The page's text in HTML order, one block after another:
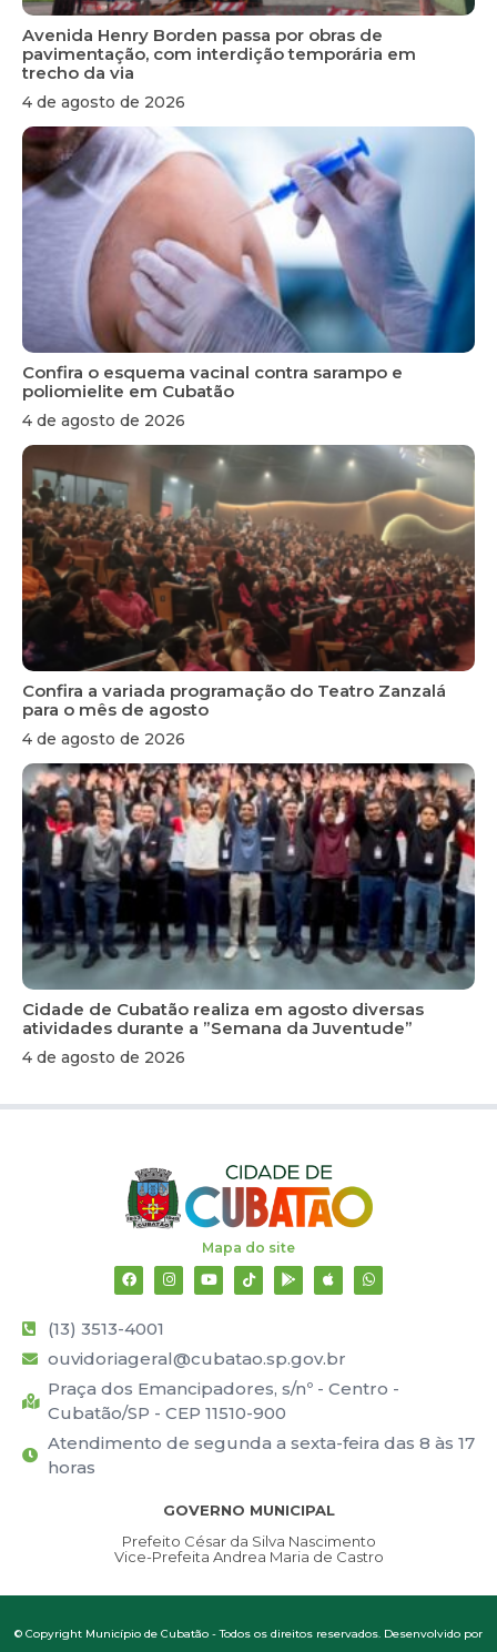
Avenida Henry Borden passa por obras de
pavimentação, com interdição temporária em
trecho da via
4 de agosto de 2026
Confira o esquema vacinal contra sarampo e
poliomielite em Cubatão
4 de agosto de 2026
Confira a variada programação do Teatro Zanzalá
para o mês de agosto
4 de agosto de 2026
Cidade de Cubatão realiza em agosto diversas
atividades durante a ”Semana da Juventude”
4 de agosto de 2026
Mapa do site
(13) 3513-4001
ouvidoriageral@cubatao.sp.gov.br
Praça dos Emancipadores, s/nº - Centro -
Cubatão/SP - CEP 11510-900
Atendimento de segunda a sexta-feira das 8 às 17
horas
GOVERNO MUNICIPAL
Prefeito César da Silva Nascimento
Vice-Prefeita Andrea Maria de Castro
© Copyright Município de Cubatão - Todos os direitos reservados. Desenvolvido por